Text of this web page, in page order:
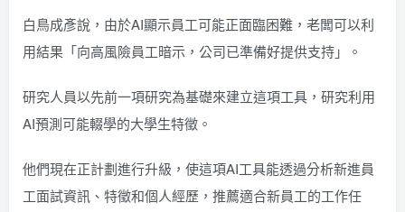
白鳥成彥說，由於AI顯示員工可能正面臨困難，老闆可以利
用結果「向高風險員工暗示，公司已準備好提供支持」。
研究人員以先前一項研究為基礎來建立這項工具，研究利用
AI預測可能輟學的大學生特徵。
他們現在正計劃進行升級，使這項AI工具能透過分析新進員
工面試資訊、特徵和個人經歷，推薦適合新員工的工作任